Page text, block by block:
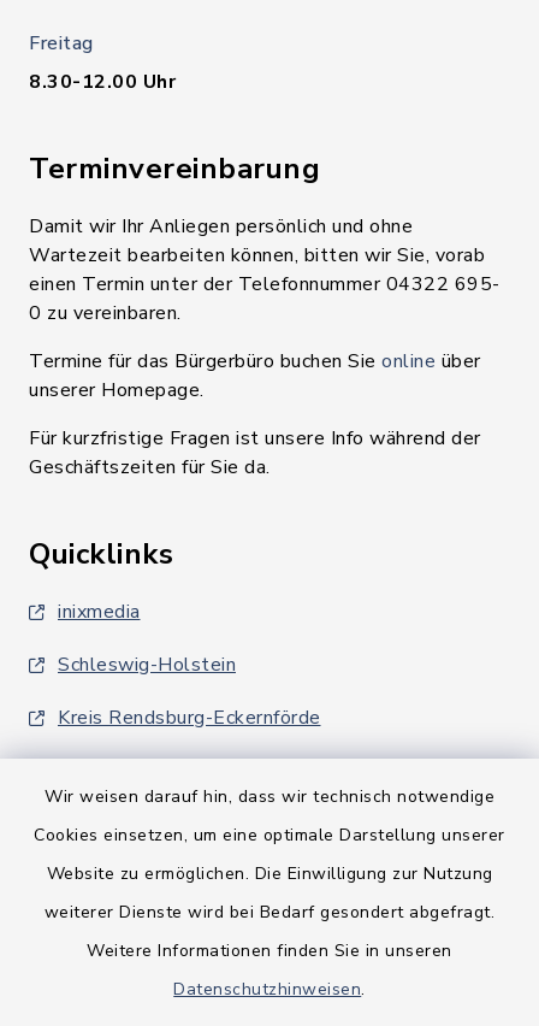
Wir weisen darauf hin, dass wir technisch notwendige
Cookies einsetzen, um eine optimale Darstellung unserer
Website zu ermöglichen. Die Einwilligung zur Nutzung
weiterer Dienste wird bei Bedarf gesondert abgefragt.
Weitere Informationen finden Sie in unseren
Datenschutzhinweisen.
Freitag
8.30-12.00 Uhr
Terminvereinbarung
Damit wir Ihr Anliegen persönlich und ohne
Wartezeit bearbeiten können, bitten wir Sie, vorab
einen Termin unter der Telefonnummer 04322 695-
0 zu vereinbaren.
Termine für das Bürgerbüro buchen Sie online über
unserer Homepage.
Für kurzfristige Fragen ist unsere Info während der
Geschäftszeiten für Sie da.
Quicklinks
inixmedia
Schleswig-Holstein
Kreis Rendsburg-Eckernförde
Barrierefreiheit